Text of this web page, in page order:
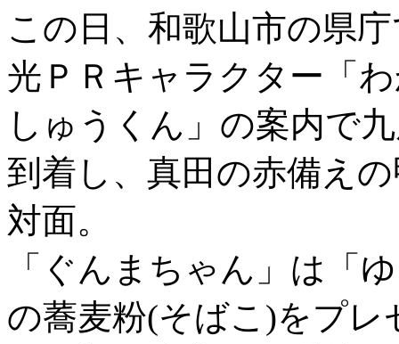
この日、和歌山市の県
光ＰＲキャラクター「
しゅうくん」の案内で
到着し、真田の赤備え
対面。
「ぐんまちゃん」は「
の蕎麦粉(そばこ)をプ